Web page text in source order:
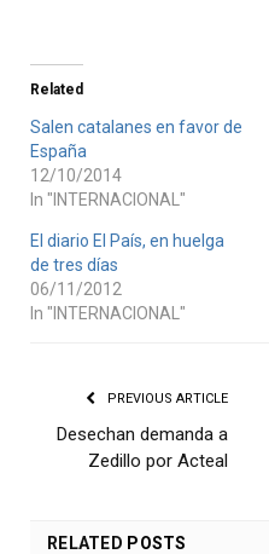
Related
Salen catalanes en favor de
España
12/10/2014
In "INTERNACIONAL"
El diario El País, en huelga
de tres días
06/11/2012
In "INTERNACIONAL"
PREVIOUS ARTICLE
Desechan demanda a
Zedillo por Acteal
RELATED POSTS